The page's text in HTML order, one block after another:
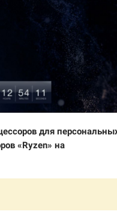
для
«Ryzen» на